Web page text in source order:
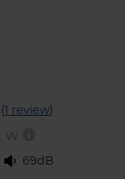
(1 review)
W
69dB